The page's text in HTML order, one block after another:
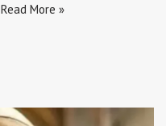
Read More »